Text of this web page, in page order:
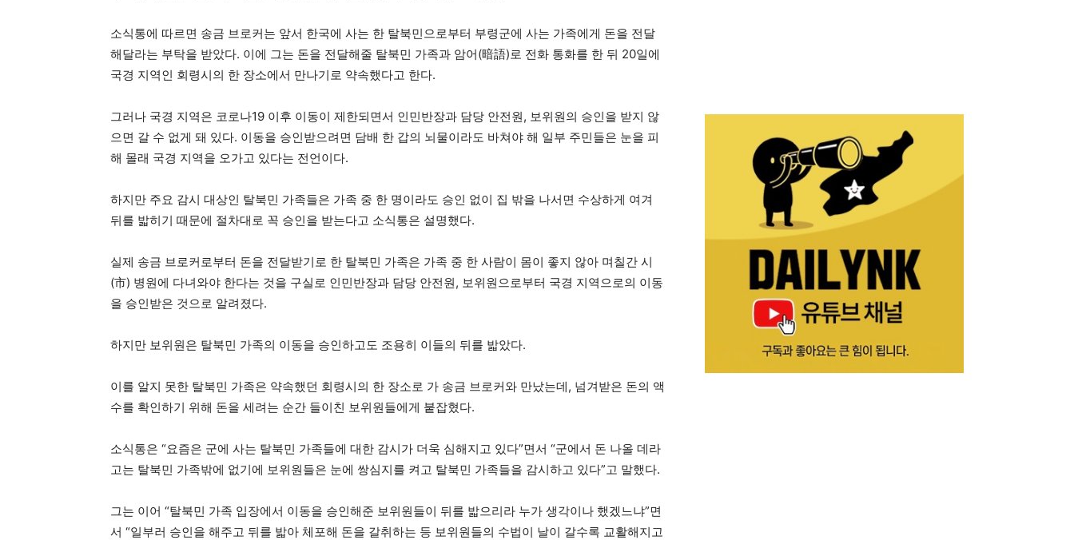
소식통에 따르면 송금 브로커는 앞서 한국에 사는 한 탈북민으로부터 부령군에 사는 가족에게 돈을 전달
해달라는 부탁을 받았다. 이에 그는 돈을 전달해줄 탈북민 가족과 암어(暗語)로 전화 통화를 한 뒤 20일에
국경 지역인 회령시의 한 장소에서 만나기로 약속했다고 한다.
그러나 국경 지역은 코로나19 이후 이동이 제한되면서 인민반장과 담당 안전원, 보위원의 승인을 받지 않
으면 갈 수 없게 돼 있다. 이동을 승인받으려면 담배 한 갑의 뇌물이라도 바쳐야 해 일부 주민들은 눈을 피
해 몰래 국경 지역을 오가고 있다는 전언이다.
하지만 주요 감시 대상인 탈북민 가족들은 가족 중 한 명이라도 승인 없이 집 밖을 나서면 수상하게 여겨
뒤를 밟히기 때문에 절차대로 꼭 승인을 받는다고 소식통은 설명했다.
실제 송금 브로커로부터 돈을 전달받기로 한 탈북민 가족은 가족 중 한 사람이 몸이 좋지 않아 며칠간 시
(市) 병원에 다녀와야 한다는 것을 구실로 인민반장과 담당 안전원, 보위원으로부터 국경 지역으로의 이동
을 승인받은 것으로 알려졌다.
하지만 보위원은 탈북민 가족의 이동을 승인하고도 조용히 이들의 뒤를 밟았다.
이를 알지 못한 탈북민 가족은 약속했던 회령시의 한 장소로 가 송금 브로커와 만났는데, 넘겨받은 돈의 액
수를 확인하기 위해 돈을 세려는 순간 들이친 보위원들에게 붙잡혔다.
소식통은 “요즘은 군에 사는 탈북민 가족들에 대한 감시가 더욱 심해지고 있다”면서 “군에서 돈 나올 데라
고는 탈북민 가족밖에 없기에 보위원들은 눈에 쌍심지를 켜고 탈북민 가족들을 감시하고 있다”고 말했다.
그는 이어 “탈북민 가족 입장에서 이동을 승인해준 보위원들이 뒤를 밟으리라 누가 생각이나 했겠느냐”면
서 “일부러 승인을 해주고 뒤를 밟아 체포해 돈을 갈취하는 등 보위원들의 수법이 날이 갈수록 교활해지고